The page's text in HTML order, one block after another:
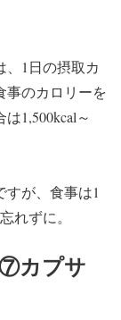
、1日の摂取カ
事のカロリーを
1,500kcal～
すが、食事は1
れずに。
カプサ